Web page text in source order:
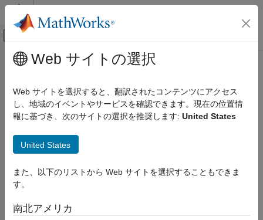
コンテンツへスキップ
オフキャンバス ナビゲーション メ
ドキュメンテーションのホーム
Control Systems
Raspberry Pi Blockset
SenseHAT
clearLEDMatrix
ON THIS PAGE
Description
メインコンテンツ
clearLEDMatrix
Clears the entire LED matrix and sets the all the pixels to blank
([0, 0, 0])
collapse all in page
Syntax
clearLEDMatrix(mysh)
Description
clearLEDMatrix(
Web サイトの選択
Web サイトを選択すると、翻訳されたコンテンツにアクセス
し、地域のイベントやサービスを確認できます。現在の位置情
報に基づき、次のサイトの選択を推奨します: United States
United States
また、以下のリストから Web サイトを選択することもできま
す。
南北アメリカ